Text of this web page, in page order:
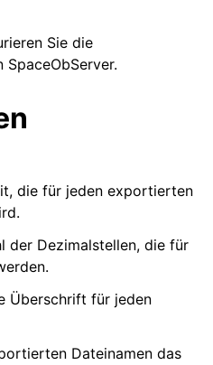
Sie die
die für jeden exportierten
der Dezimalstellen, die für
Überschrift für jeden
Dateinamen das